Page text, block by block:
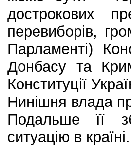
дострокових
перевиборів,
Парламенті)
Донбасу та
Конституції
Нинішня влада
Подальше її
ситуацію в країні.